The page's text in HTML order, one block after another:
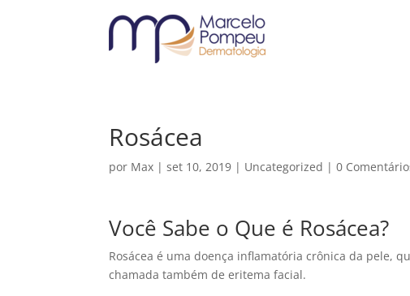
Rosácea
por Max |set 10, 2019 | Uncategorized |0
Você Sabe o Que é Rosácea?
Rosácea é uma doença inflamatória crônica da pele,
chamada também de eritema facial.